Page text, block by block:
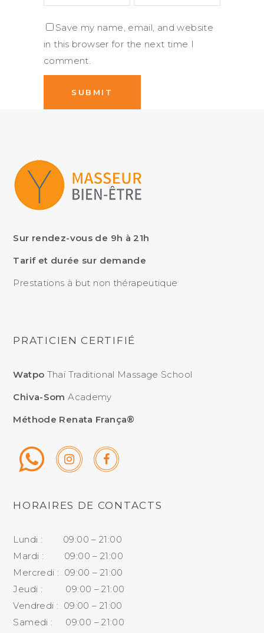
Save my name, email, and website
in this browser for the next time I
comment.
Sur rendez-vous de 9h à 21h
Tarif et durée sur demande
Prestations à but non thérapeutique
PRATICIEN CERTIFIÉ
Watpo Thaï Traditional Massage School
Chiva-Som Academy
Méthode Renata França®
HORAIRES DE CONTACTS
Lundi : 09:00 – 21:00
Mardi : 09:00 – 21:00
Mercredi : 09:00 – 21:00
Jeudi : 09:00 – 21:00
Vendredi : 09:00 – 21:00
Samedi : 09:00 – 21:00